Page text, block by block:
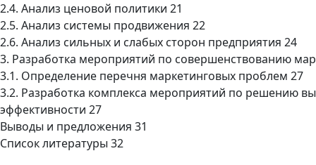
2.4. Анализ ценовой политики 21
2.5. Анализ системы продвижения 22
2.6. Анализ сильных и слабых сторон предприятия 24
3. Разработка мероприятий по совершенствованию
3.1. Определение перечня маркетинговых проблем 27
3.2. Разработка комплекса мероприятий по решению
эффективности 27
Выводы и предложения 31
Список литературы 32